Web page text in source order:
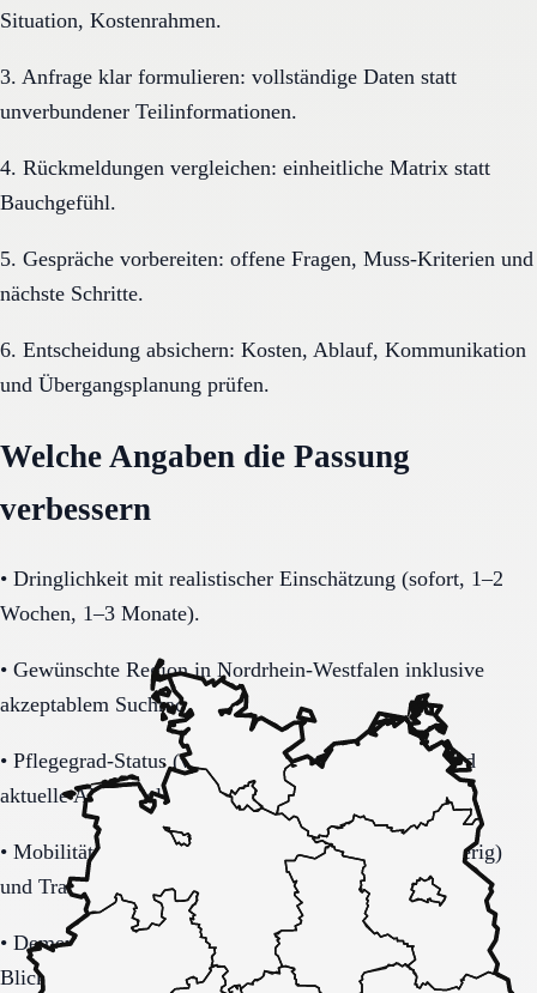
Situation, Kostenrahmen.
3. Anfrage klar formulieren: vollständige Daten statt
unverbundener Teilinformationen.
4. Rückmeldungen vergleichen: einheitliche Matrix statt
Bauchgefühl.
5. Gespräche vorbereiten: offene Fragen, Muss-Kriterien und
nächste Schritte.
6. Entscheidung absichern: Kosten, Ablauf, Kommunikation
und Übergangsplanung prüfen.
Welche Angaben die Passung
verbessern
• Dringlichkeit mit realistischer Einschätzung (sofort, 1–2
Wochen, 1–3 Monate).
• Gewünschte Region in Nordrhein-Westfalen inklusive
akzeptablem Suchradius.
• Pflegegrad-Status (vorhanden, beantragt, unklar) und
aktuelle Alltagsbelastung.
• Mobilität (selbstständig, Rollator, Rollstuhl, bettlägerig)
und Transferbedarf.
• Demenzbezogene Anforderungen (ja, nein, unklar) mit
Blick auf Sicherheitsaspekte.